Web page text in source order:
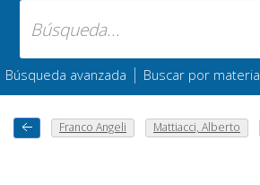
Búsqueda avanzada | Buscar por materia
Franco Angeli Mattiacci, Alberto